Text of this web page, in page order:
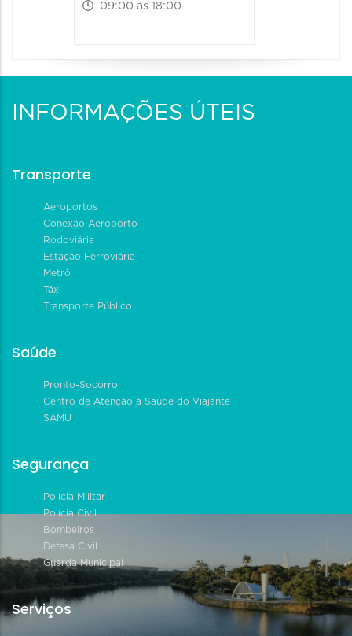
09:00 às 18:00
INFORMAÇÕES ÚTEIS
Transporte
Aeroportos
Conexão Aeroporto
Rodoviária
Estação Ferroviária
Metrô
Táxi
Transporte Público
Saúde
Pronto-Socorro
Centro de Atenção à Saúde do Viajante
SAMU
Segurança
Polícia Militar
Polícia Civil
Bombeiros
Defesa Civil
Guarda Municipal
Serviços